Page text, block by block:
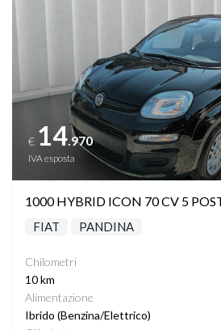
€ 14.970
IVA esposta
1000 HYBRID ICON 70 CV 5
FIAT PANDINA
Chilometri
10 km
Alimentazione
Ibrido (Benzina/Elettrico)